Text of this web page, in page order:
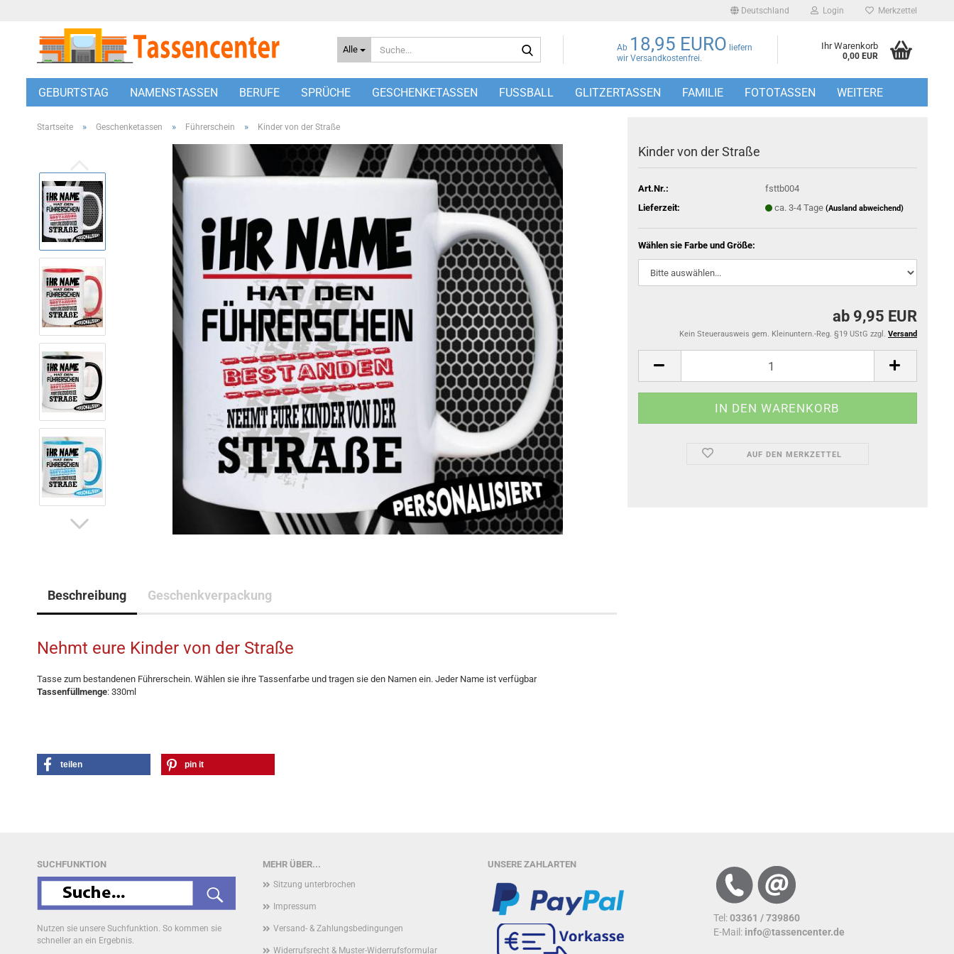
Deutschland Login Merkzettel
Alle Ab 18,95 EURO liefern
wir Versandkostenfrei.
Ihr Warenkorb
0,00 EUR
GEBURTSTAG NAMENSTASSEN BERUFE SPRÜCHE GESCHENKETASSEN FUSSBALL GLITZERTASSEN FAMILIE FOTOTASSEN WEITERE
Startseite » Geschenketassen » Führerschein » Kinder von der Straße
Kinder von der Straße
Art.Nr.:
fsttb004
Lieferzeit:
ca. 3-4 Tage (Ausland abweichend)
Wählen sie Farbe und Größe:
ab 9,95 EUR
Kein Steuerausweis gem. Kleinuntern.-Reg. §19 UStG zzgl. Versand
AUF DEN MERKZETTEL
Beschreibung Geschenkverpackung
Nehmt eure Kinder von der Straße
Tasse zum bestandenen Führerschein. Wählen sie ihre Tassenfarbe und tragen sie den Namen ein. Jeder Name ist verfügbar
Tassenfüllmenge: 330ml
teilen pin it
MEHR ÜBER...
Sitzung unterbrochen
Impressum
Versand- & Zahlungsbedingungen
Widerrufsrecht & Muster-Widerrufsformular
UNSERE ZAHLARTEN
Tel:03361 / 739860
E-Mail: info@tassencenter.de
SUCHFUNKTION
Nutzen sie unsere Suchfunktion. So kommen sie
schneller an ein Ergebnis.